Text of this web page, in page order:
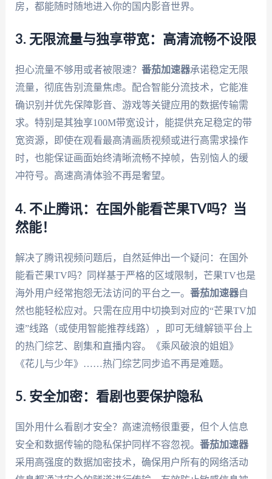
房，都能随时随地进入你的国内影音世界。
3. 无限流量与独享带宽：高清流畅不设限
担心流量不够用或者被限速？ 番茄加速器承诺稳定无限
流量，彻底告别流量焦虑。配合智能分流技术，它能准
确识别并优先保障影音、游戏等关键应用的数据传输需
求。特别是其独享100M带宽设计，能提供充足稳定的带
宽资源，即使在观看最高清画质视频或进行高需求操作
时，也能保证画面始终清晰流畅不掉帧，告别恼人的缓
冲符号。高速高清体验不再是奢望。
4. 不止腾讯：在国外能看芒果TV吗？当
然能！
解决了腾讯视频问题后，自然延伸出一个疑问：在国外
能看芒果TV吗？同样基于严格的区域限制，芒果TV也是
海外用户经常抱怨无法访问的平台之一。 番茄加速器自
然也能轻松应对。只需在应用中切换到对应的“芒果TV加
速”线路（或使用智能推荐线路），即可无缝解锁平台上
的热门综艺、剧集和直播内容。《乘风破浪的姐姐》
《花儿与少年》……热门综艺同步追不再是难题。
5. 安全加密：看剧也要保护隐私
国外用什么看剧才安全？高速流畅很重要，但个人信息
安全和数据传输的隐私保护同样不容忽视。 番茄加速器
采用高强度的数据加密技术，确保用户所有的网络活动